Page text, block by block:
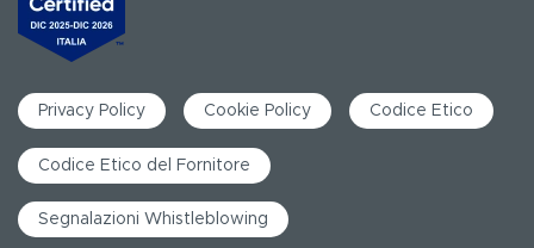
Privacy Policy Cookie Policy Codice Etico
Codice Etico del Fornitore
Segnalazioni Whistleblowing